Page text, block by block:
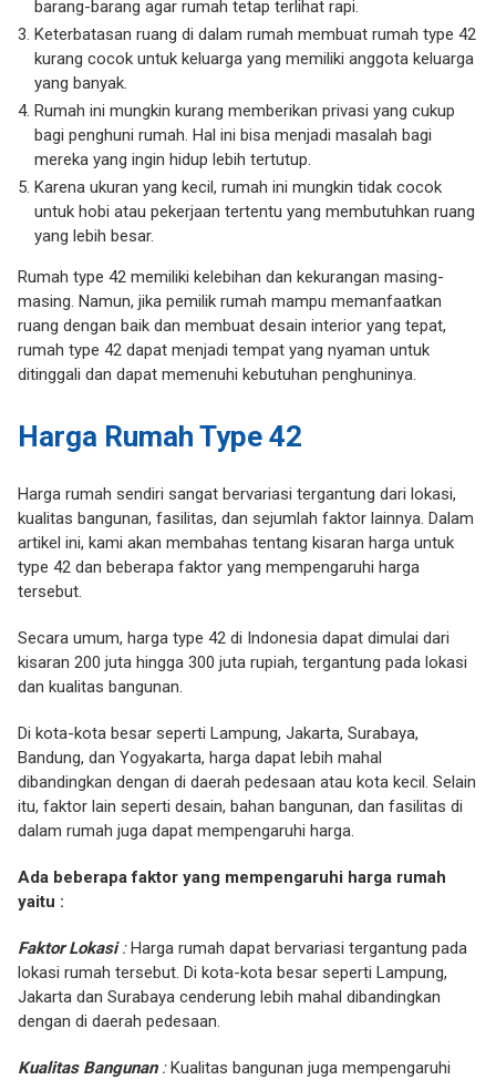
barang-barang agar rumah tetap terlihat rapi.
Keterbatasan ruang di dalam rumah membuat rumah type 42
kurang cocok untuk keluarga yang memiliki anggota keluarga
yang banyak.
Rumah ini mungkin kurang memberikan privasi yang cukup
bagi penghuni rumah. Hal ini bisa menjadi masalah bagi
mereka yang ingin hidup lebih tertutup.
Karena ukuran yang kecil, rumah ini mungkin tidak cocok
untuk hobi atau pekerjaan tertentu yang membutuhkan ruang
yang lebih besar.
Rumah type 42 memiliki kelebihan dan kekurangan masing-
masing. Namun, jika pemilik rumah mampu memanfaatkan
ruang dengan baik dan membuat desain interior yang tepat,
rumah type 42 dapat menjadi tempat yang nyaman untuk
ditinggali dan dapat memenuhi kebutuhan penghuninya.
Harga Rumah Type 42
Harga rumah sendiri sangat bervariasi tergantung dari lokasi,
kualitas bangunan, fasilitas, dan sejumlah faktor lainnya. Dalam
artikel ini, kami akan membahas tentang kisaran harga untuk
type 42 dan beberapa faktor yang mempengaruhi harga
tersebut.
Secara umum, harga type 42 di Indonesia dapat dimulai dari
kisaran 200 juta hingga 300 juta rupiah, tergantung pada lokasi
dan kualitas bangunan.
Di kota-kota besar seperti Lampung, Jakarta, Surabaya,
Bandung, dan Yogyakarta, harga dapat lebih mahal
dibandingkan dengan di daerah pedesaan atau kota kecil. Selain
itu, faktor lain seperti desain, bahan bangunan, dan fasilitas di
dalam rumah juga dapat mempengaruhi harga.
Ada beberapa faktor yang mempengaruhi harga rumah
yaitu :
Faktor Lokasi:Harga rumah dapat bervariasi tergantung pada
lokasi rumah tersebut. Di kota-kota besar seperti Lampung,
Jakarta dan Surabaya cenderung lebih mahal dibandingkan
dengan di daerah pedesaan.
Kualitas Bangunan:Kualitas bangunan juga mempengaruhi